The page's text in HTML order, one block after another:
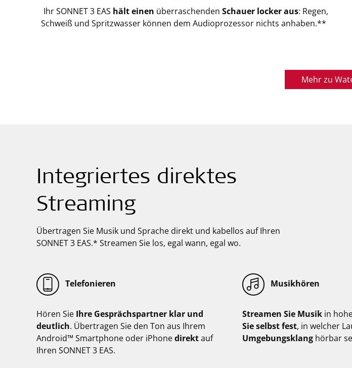
Ihr SONNET 3 EAS hält einen überraschenden Schauer locker aus: Regen,
Schweiß und Spritzwasser können dem Audioprozessor nichts anhaben.**
Mehr zu
Integriertes direktes
Streaming
Übertragen Sie Musik und Sprache direkt und kabellos auf Ihren
SONNET 3 EAS.* Streamen Sie los, egal wann, egal wo.
Telefonieren
Hören Sie Ihre Gesprächspartner klar und
deutlich. Übertragen Sie den Ton aus Ihrem
Android™ Smartphone oder iPhonedirektauf
Ihren SONNET 3 EAS.
Musikhören
Streamen Sie Musikin
Sie selbst fest, in welcher
Umgebungsklanghörbar